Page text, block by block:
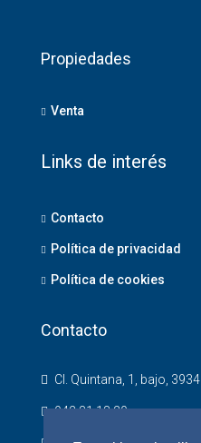
Propiedades
Venta
Links de interés
Contacto
Política de privacidad
Política de cookies
Contacto
Cl. Quintana, 1, bajo,
942 81 18 20